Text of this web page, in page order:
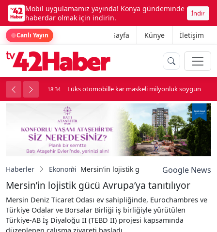
Mobil uygulamamız yayında! Konya gündeminde
haberdar olmak için indirin.
İndir
Canlı Yayın Ana Sayfa Künye İletişim
kavga çıktı 18:34 Lüks otomobille kar maskeli milyonluk soygun
Haberler Ekonomi Mersin’in lojistik gücü Avrupa’yaGoogle News
Mersin’in lojistik gücü Avrupa’ya tanıtılıyor
Mersin Deniz Ticaret Odası ev sahipliğinde, Eurochambres ve
Türkiye Odalar ve Borsalar Birliği iş birliğiyle yürütülen
Türkiye-AB İş Diyaloğu II (TEBD II) projesi kapsamında